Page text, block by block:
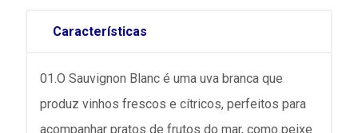
Características
01.O Sauvignon Blanc é uma uva branca que
produz vinhos frescos e cítricos, perfeitos para
acompanhar pratos de frutos do mar, como peixe